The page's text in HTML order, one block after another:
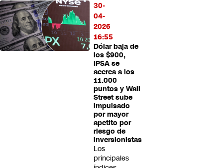
30-
04-
2026
16:55
Dólar baja de
los $900,
IPSA se
acerca a los
11.000
puntos y Wall
Street sube
impulsado
por mayor
apetito por
riesgo de
inversionistas
Los
principales